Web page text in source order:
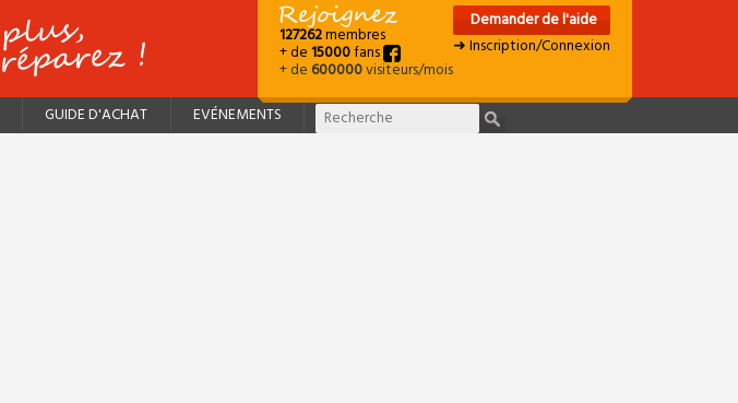
127262membres
+ de15000fans
+ de600000visiteurs/mois
Demander de l'aide
➜ Inscription/Connexion
GUIDE D'ACHAT EVÉNEMENTS